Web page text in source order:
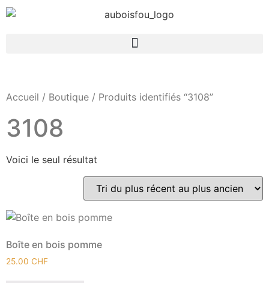
Accueil / Boutique / Produits identifiés “3108”
3108
Voici le seul résultat
Boîte en bois pomme
25.00 CHF